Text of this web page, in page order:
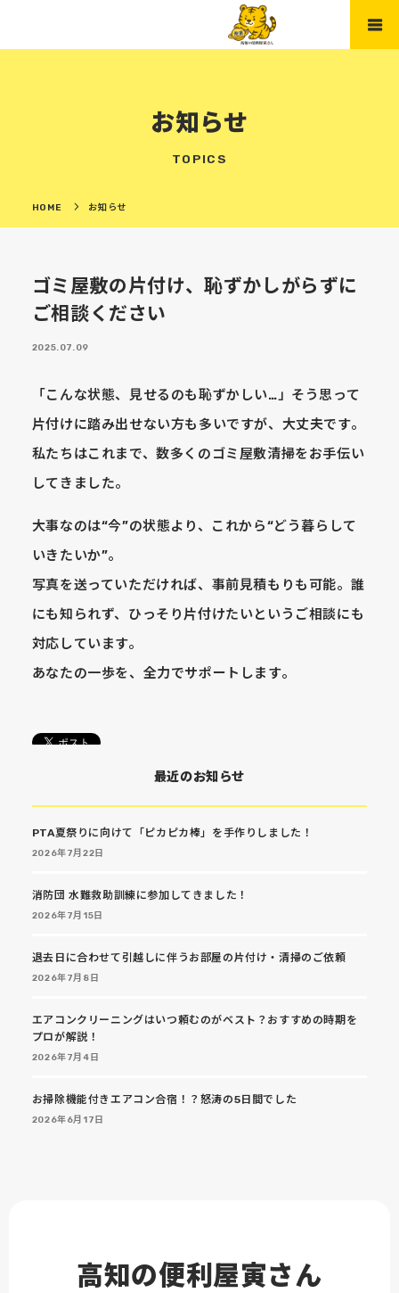
お知らせ
TOPICS
HOME お知らせ
ゴミ屋敷の片付け、恥ずかしがらずに
ご相談ください
2025.07.09
「こんな状態、見せるのも恥ずかしい…」そう思って
片付けに踏み出せない方も多いですが、大丈夫です。
私たちはこれまで、数多くのゴミ屋敷清掃をお手伝い
してきました。
大事なのは“今”の状態より、これから“どう暮らして
いきたいか”。
写真を送っていただければ、事前見積もりも可能。誰
にも知られず、ひっそり片付けたいというご相談にも
対応しています。
あなたの一歩を、全力でサポートします。
最近のお知らせ
PTA夏祭りに向けて「ピカピカ棒」を手作りしました！
2026年7月22日
消防団 水難救助訓練に参加してきました！
2026年7月15日
退去日に合わせて引越しに伴うお部屋の片付け・清掃のご依頼
2026年7月8日
エアコンクリーニングはいつ頼むのがベスト？おすすめの時期を
プロが解説！
2026年7月4日
お掃除機能付きエアコン合宿！？怒涛の5日間でした
2026年6月17日
高知の便利屋寅さん